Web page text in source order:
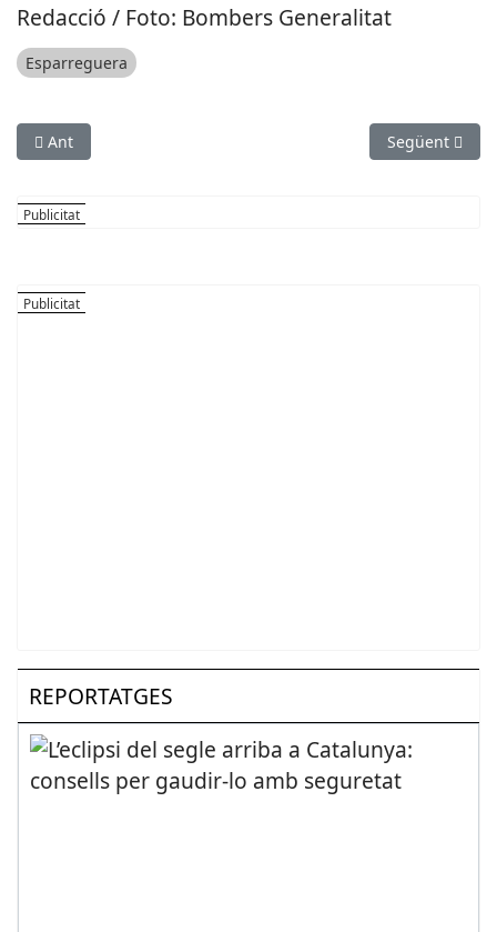
Redacció / Foto: Bombers Generalitat
Esparreguera
Article anterior: SOCIETAT: S’obre el període de licitació de
Ant Article
Següent
REPORTATGES